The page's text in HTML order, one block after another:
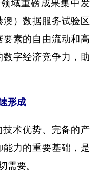
）数据服务试验区
素的自由流动和高
字经济竞争力，助
形成
术优势、完备的产
力的重要基础，是
要。